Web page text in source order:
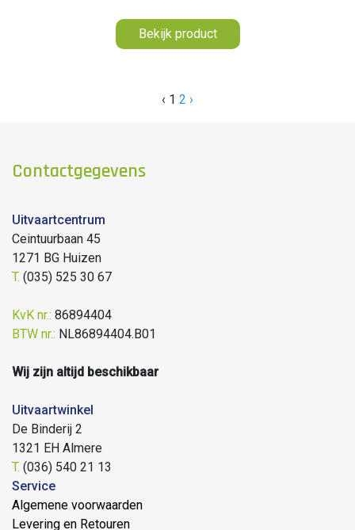
Bekijk product
‹ 1 2 ›
Contactgegevens
Uitvaartcentrum
Ceintuurbaan 45
1271 BG Huizen
T. (035) 525 30 67
KvK nr.: 86894404
BTW nr.: NL86894404.B01
Wij zijn altijd beschikbaar
Uitvaartwinkel
De Binderij 2
1321 EH Almere
T. (036) 540 21 13
Service
Algemene voorwaarden
Levering en Retouren